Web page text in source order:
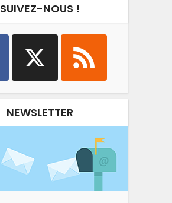
SUIVEZ-NOUS !
NEWSLETTER